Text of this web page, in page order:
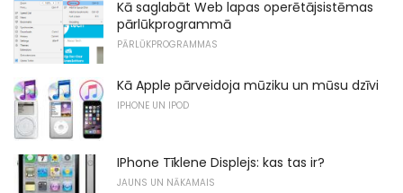
Kā saglabāt Web lapas operētājsistēmas
pārlūkprogrammā
PĀRLŪKPROGRAMMAS
Kā Apple pārveidoja mūziku un mūsu dzīvi
IPHONE UN IPOD
IPhone Tīklene Displejs: kas tas ir?
JAUNS UN NĀKAMAIS